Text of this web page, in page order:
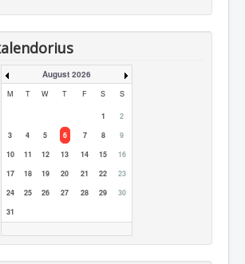
August 2026
M T W T F S S
1
2
3
4 5 6 7 8
9
10
11 12 13 14 15
16
17
18 19 20 21 22
23
24
25 26 27 28 29
30
31